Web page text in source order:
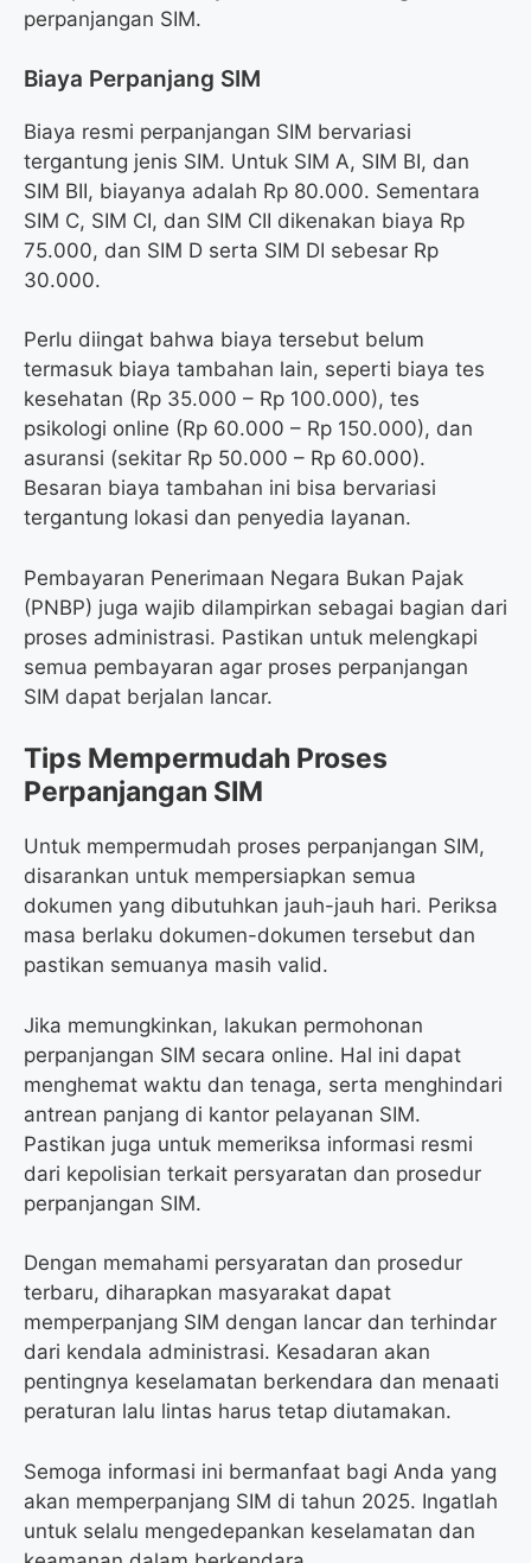
perpanjangan SIM.
Biaya Perpanjang SIM
Biaya resmi perpanjangan SIM bervariasi
tergantung jenis SIM. Untuk SIM A, SIM BI, dan
SIM BII, biayanya adalah Rp 80.000. Sementara
SIM C, SIM CI, dan SIM CII dikenakan biaya Rp
75.000, dan SIM D serta SIM DI sebesar Rp
30.000.
Perlu diingat bahwa biaya tersebut belum
termasuk biaya tambahan lain, seperti biaya tes
kesehatan (Rp 35.000 – Rp 100.000), tes
psikologi online (Rp 60.000 – Rp 150.000), dan
asuransi (sekitar Rp 50.000 – Rp 60.000).
Besaran biaya tambahan ini bisa bervariasi
tergantung lokasi dan penyedia layanan.
Pembayaran Penerimaan Negara Bukan Pajak
(PNBP) juga wajib dilampirkan sebagai bagian dari
proses administrasi. Pastikan untuk melengkapi
semua pembayaran agar proses perpanjangan
SIM dapat berjalan lancar.
Tips Mempermudah Proses
Perpanjangan SIM
Untuk mempermudah proses perpanjangan SIM,
disarankan untuk mempersiapkan semua
dokumen yang dibutuhkan jauh-jauh hari. Periksa
masa berlaku dokumen-dokumen tersebut dan
pastikan semuanya masih valid.
Jika memungkinkan, lakukan permohonan
perpanjangan SIM secara online. Hal ini dapat
menghemat waktu dan tenaga, serta menghindari
antrean panjang di kantor pelayanan SIM.
Pastikan juga untuk memeriksa informasi resmi
dari kepolisian terkait persyaratan dan prosedur
perpanjangan SIM.
Dengan memahami persyaratan dan prosedur
terbaru, diharapkan masyarakat dapat
memperpanjang SIM dengan lancar dan terhindar
dari kendala administrasi. Kesadaran akan
pentingnya keselamatan berkendara dan menaati
peraturan lalu lintas harus tetap diutamakan.
Semoga informasi ini bermanfaat bagi Anda yang
akan memperpanjang SIM di tahun 2025. Ingatlah
untuk selalu mengedepankan keselamatan dan